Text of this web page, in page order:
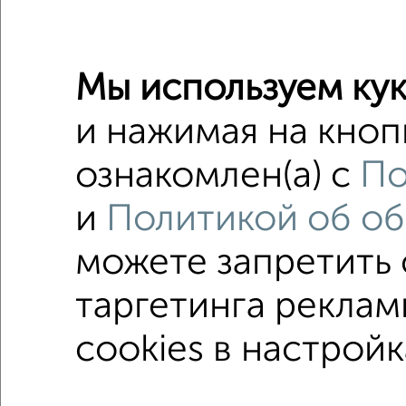
2-к
Поиск по
в
в
Однокомнатные
Мы используем
и нажимая на
ознакомлен(а) с
и Политикой об
можете
таргетинга
cookies в